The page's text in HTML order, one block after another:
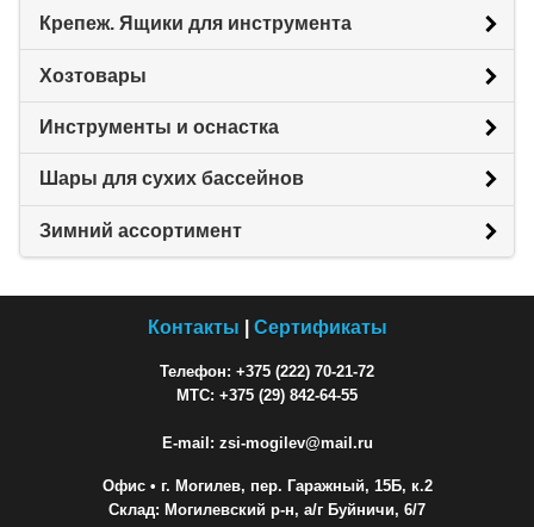
Крепеж. Ящики для инструмента
Хозтовары
Инструменты и оснастка
Шары для сухих бассейнов
Зимний ассортимент
Контакты Сертификаты
Телефон: +375 (222) 70-21-72
МТС: +375 (29) 842-64-55
E-mail: zsi-mogilev@mail.ru
Офис• г. Могилев, пер. Гаражный, 15Б, к.2
Склад: Могилевский р-н, а/г Буйничи, 6/7